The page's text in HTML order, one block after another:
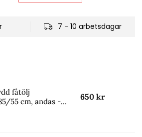
7 - 10 arbetsdagar
fåtölj
55 cm, andas -
650 kr